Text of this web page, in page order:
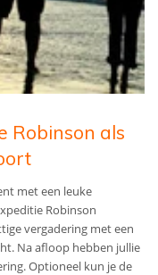
Robinson als
met een leuke
Robinson
vergadering met een
Na afloop hebben jullie
Optioneel kun je de